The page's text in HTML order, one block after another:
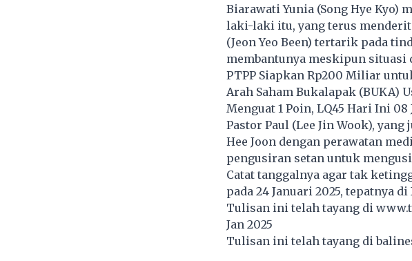
Biarawati Yunia (Song Hye Kyo)
laki-laki itu, yang terus
(Jeon Yeo Been) tertarik pada
membantunya meskipun
PTPP Siapkan Rp200 Miliar
Arah Saham Bukalapak (BUKA)
Menguat 1 Poin, LQ45 Hari Ini 08
Pastor Paul (Lee Jin Wook),
Hee Joon dengan perawatan
pengusiran setan untuk
Catat tanggalnya agar tak
pada 24 Januari 2025, tepatnya di
Tulisan ini telah tayang di
Jan 2025
Tulisan ini telah tayang di